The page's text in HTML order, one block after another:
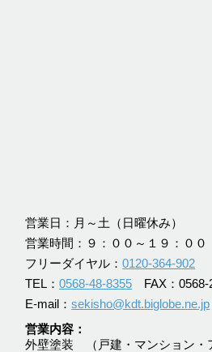
営業日：月～土（日曜休み）
営業時間：９：００～１９：００
フリーダイヤル：0120-364-902
TEL：0568-48-8355 FAX：0568-
E-mail：sekisho@kdt.biglobe.ne.jp
営業内容
外壁塗装 （戸建・マンション・